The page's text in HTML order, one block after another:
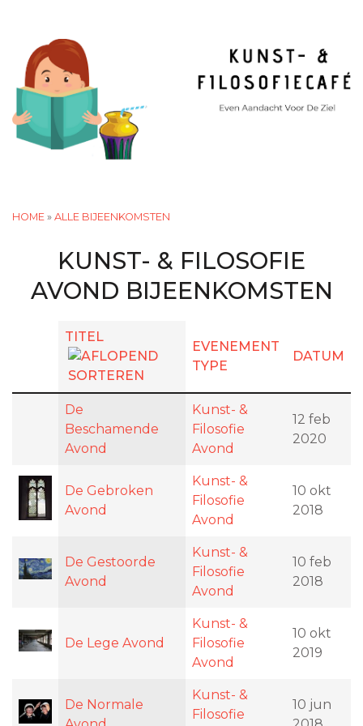
inhoud
gaan
HOME » ALLE BIJEENKOMSTEN
KUNST- & FILOSOFIE
AVOND BIJEENKOMSTEN
TITEL
EVENEMENT
TYPE
DATUM
De
Beschamende
Avond
Kunst- &
Filosofie
Avond
12 feb
2020
De Gebroken
Avond
Kunst- &
Filosofie
Avond
10 okt
2018
De Gestoorde
Avond
Kunst- &
Filosofie
Avond
10 feb
2018
De Lege Avond
Kunst- &
Filosofie
Avond
10 okt
2019
De Normale
Kunst- &
Filosofie
10 jun